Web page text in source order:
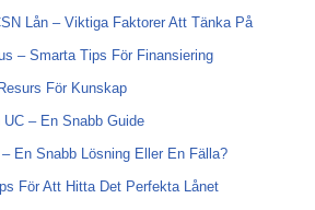
Lån – Viktiga Faktorer Att Tänka På
– Smarta Tips För Finansiering
För Kunskap
UC – En Snabb Guide
En Snabb Lösning Eller En Fälla?
För Att Hitta Det Perfekta Lånet